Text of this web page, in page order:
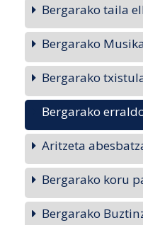
Bergarako taila
Bergarako
Bergarako
Bergarako
Aritzeta
Bergarako koru
Bergarako